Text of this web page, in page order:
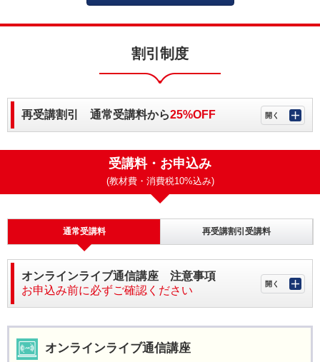
割引制度
再受講割引 通常受講料から25%OFF
受講料・お申込み
(教材費・消費税10%込み)
通常受講料 再受講割引受講料
オンラインライブ通信講座 注意事項
お申込み前に必ずご確認ください
オンラインライブ通信講座